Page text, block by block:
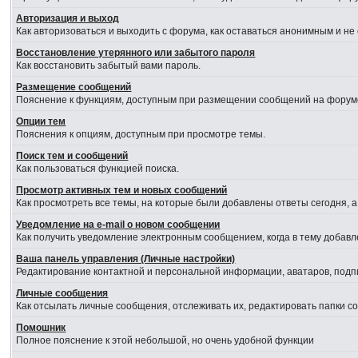
Авторизация и выход
Как авторизоваться и выходить с форума, как оставаться анонимным и
Восстановление утерянного или забытого пароля
Как восстановить забытый вами пароль.
Размещение сообщений
Пояснение к функциям, доступным при размещении сообщений на
Опции тем
Пояснения к опциям, доступным при просмотре темы.
Поиск тем и сообщений
Как пользоваться функцией поиска.
Просмотр активных тем и новых сообщений
Как просмотреть все темы, на которые были добавлены ответы
Уведомление на е-mail о новом сообщении
Как получить уведомление электронным сообщением, когда в тему
Ваша панель управления (Личные настройки)
Редактирование контактной и персональной информации, аватаров,
Личные сообщения
Как отсылать личные сообщения, отслеживать их, редактировать папки
Помошник
Полное пояснение к этой небольшой, но очень удобной функции